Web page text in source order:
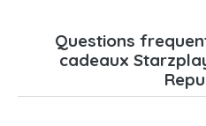
Questions
cadeaux